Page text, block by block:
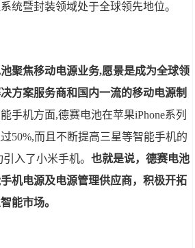
统暨封装领域处于全球领先地位。
聚焦移动电源业务,愿景是成为全球领
方案服务商和国内一流的移动电源制
手机方面,德赛电池在苹果iPhone系列
50%,而且不断提高三星等智能手机的
引入了小米手机。也就是说，德赛电池
机电源及电源管理供应商，积极开拓
能市场。